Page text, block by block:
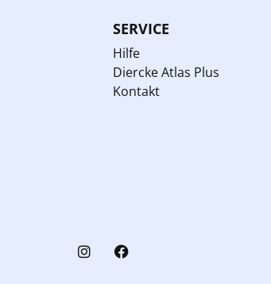
SERVICE
Hilfe
Diercke Atlas Plus
Kontakt